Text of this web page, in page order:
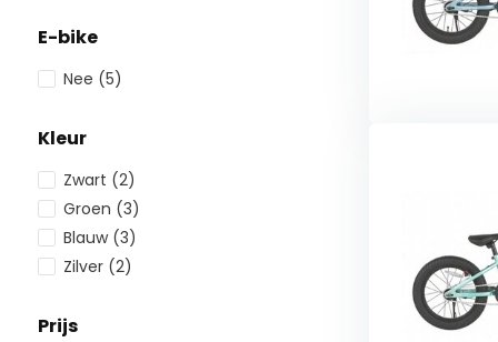
E-bike
Nee (5)
Kleur
Zwart (2)
Groen (3)
Blauw (3)
Zilver (2)
Prijs